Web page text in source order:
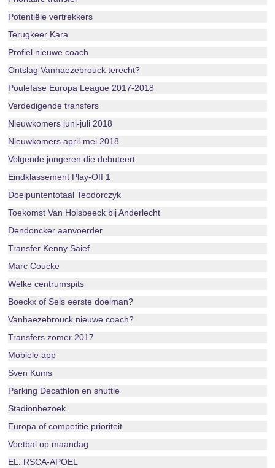
Potentiële vertrekkers
Terugkeer Kara
Profiel nieuwe coach
Ontslag Vanhaezebrouck terecht?
Poulefase Europa League 2017-2018
Verdedigende transfers
Nieuwkomers juni-juli 2018
Nieuwkomers april-mei 2018
Volgende jongeren die debuteert
Eindklassement Play-Off 1
Doelpuntentotaal Teodorczyk
Toekomst Van Holsbeeck bij Anderlecht
Dendoncker aanvoerder
Transfer Kenny Saief
Marc Coucke
Welke centrumspits
Boeckx of Sels eerste doelman?
Vanhaezebrouck nieuwe coach?
Transfers zomer 2017
Mobiele app
Sven Kums
Parking Decathlon en shuttle
Stadionbezoek
Europa of competitie prioriteit
Voetbal op maandag
EL: RSCA-APOEL